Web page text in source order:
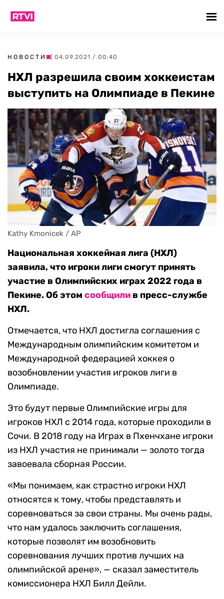
НОВОСТИ | 04.09.2021 / 00:40
НХЛ разрешила своим хоккеистам
выступить на Олимпиаде в Пекине
Kathy Kmonicek / AP
Национальная хоккейная лига (НХЛ)
заявила, что игроки лиги смогут принять
участие в Олимпийских играх 2022 года в
Пекине. Об этом сообщили в пресс-службе
НХЛ.
Отмечается, что НХЛ достигла соглашения с
Международным олимпийским комитетом и
Международной федерацией хоккея о
возобновлении участия игроков лиги в
Олимпиаде.
Это будут первые Олимпийские игры для
игроков НХЛ с 2014 года, которые проходили в
Сочи. В 2018 году на Играх в Пхенчхане игроки
из НХЛ участия не принимали — золото тогда
завоевала сборная России.
«Мы понимаем, как страстно игроки НХЛ
относятся к тому, чтобы представлять и
соревноваться за свои страны. Мы очень рады,
что нам удалось заключить соглашения,
которые позволят им возобновить
соревнования лучших против лучших на
олимпийской арене», — сказал заместитель
комиссионера НХЛ Билл Дейли.